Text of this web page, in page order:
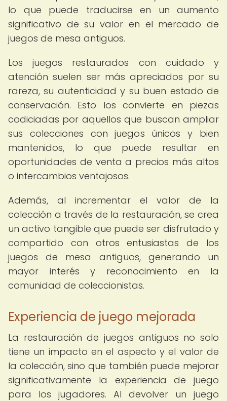
lo que puede traducirse en un aumento
significativo de su valor en el mercado de
juegos de mesa antiguos.
Los juegos restaurados con cuidado y
atención suelen ser más apreciados por su
rareza, su autenticidad y su buen estado de
conservación. Esto los convierte en piezas
codiciadas por aquellos que buscan ampliar
sus colecciones con juegos únicos y bien
mantenidos, lo que puede resultar en
oportunidades de venta a precios más altos
o intercambios ventajosos.
Además, al incrementar el valor de la
colección a través de la restauración, se crea
un activo tangible que puede ser disfrutado y
compartido con otros entusiastas de los
juegos de mesa antiguos, generando un
mayor interés y reconocimiento en la
comunidad de coleccionistas.
Experiencia de juego mejorada
La restauración de juegos antiguos no solo
tiene un impacto en el aspecto y el valor de
la colección, sino que también puede mejorar
significativamente la experiencia de juego
para los jugadores. Al devolver un juego